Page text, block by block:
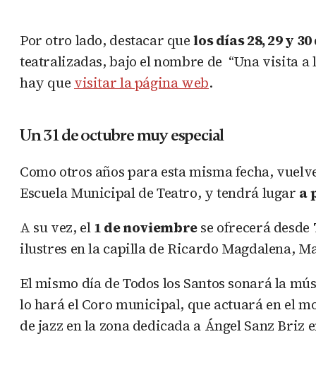
Por otro lado, destacar quelos días 28, 29 y
teatralizadas, bajo el nombre de “Una visita
hay que visitar la página web.
Un 31 de octubre muy especial
Como otros años para esta misma fecha,
Escuela Municipal de Teatro, y tendrá lugar a
A su vez, el1 de noviembrese ofrecerá desde
ilustres en la capilla de Ricardo Magdalena,
El mismo día de Todos los Santos sonará la
lo hará el Coro municipal, que actuará en el
de jazz en la zona dedicada a Ángel Sanz